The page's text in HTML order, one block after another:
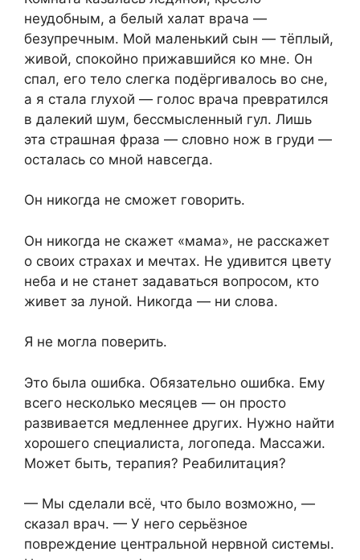
неудобным, а белый халат врача —
безупречным. Мой маленький сын — тёплый,
живой, спокойно прижавшийся ко мне. Он
спал, его тело слегка подёргивалось во сне,
а я стала глухой — голос врача превратился
в далекий шум, бессмысленный гул. Лишь
эта страшная фраза — словно нож в груди —
осталась со мной навсегда.
Он никогда не сможет говорить.
Он никогда не скажет «мама», не расскажет
о своих страхах и мечтах. Не удивится цвету
неба и не станет задаваться вопросом, кто
живет за луной. Никогда — ни слова.
Я не могла поверить.
Это была ошибка. Обязательно ошибка. Ему
всего несколько месяцев — он просто
развивается медленнее других. Нужно найти
хорошего специалиста, логопеда. Массажи.
Может быть, терапия? Реабилитация?
— Мы сделали всё, что было возможно, —
сказал врач. — У него серьёзное
повреждение центральной нервной системы.